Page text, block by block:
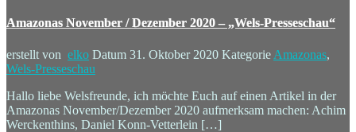
Amazonas November / Dezember 2020 – „Wels-Presseschau“
erstellt von elko Datum 31. Oktober 2020 Kategorie Amazonas,
Wels-Presseschau
Hallo liebe Welsfreunde, ich möchte Euch auf einen Artikel in der
Amazonas November/Dezember 2020 aufmerksam machen: Achim
Werckenthins, Daniel Konn-Vetterlein […]